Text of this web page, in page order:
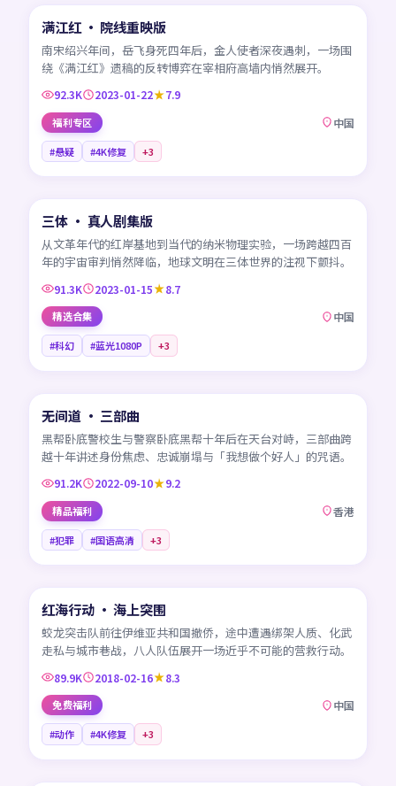
CN
满江红 · 院线重映版
南宋绍兴年间，岳飞身死四年后，金人使者深夜遇刺，一场围
绕《满江红》遗稿的反转博弈在宰相府高墙内悄然展开。
92.3K 2023-01-22 7.9
福利专区 中国
#悬疑 #4K修复 +3
CN
三体 · 真人剧集版
从文革年代的红岸基地到当代的纳米物理实验，一场跨越四百
年的宇宙审判悄然降临，地球文明在三体世界的注视下颤抖。
91.3K 2023-01-15 8.7
精选合集 中国
#科幻 #蓝光1080P +3
HK
无间道 · 三部曲
黑帮卧底警校生与警察卧底黑帮十年后在天台对峙，三部曲跨
越十年讲述身份焦虑、忠诚崩塌与「我想做个好人」的咒语。
91.2K 2022-09-10 9.2
精品福利 香港
#犯罪 #国语高清 +3
CN
红海行动 · 海上突围
蛟龙突击队前往伊维亚共和国撤侨，途中遭遇绑架人质、化武
走私与城市巷战，八人队伍展开一场近乎不可能的营救行动。
89.9K 2018-02-16 8.3
免费福利 中国
#动作 #4K修复 +3